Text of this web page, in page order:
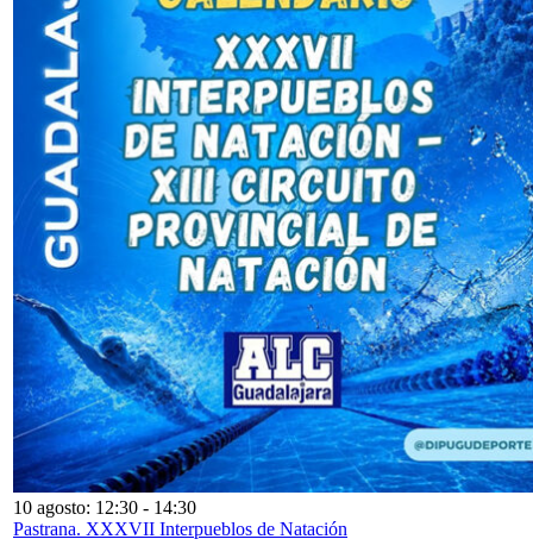
10 agosto: 12:30 - 14:30
Pastrana. XXXVII Interpueblos de Natación